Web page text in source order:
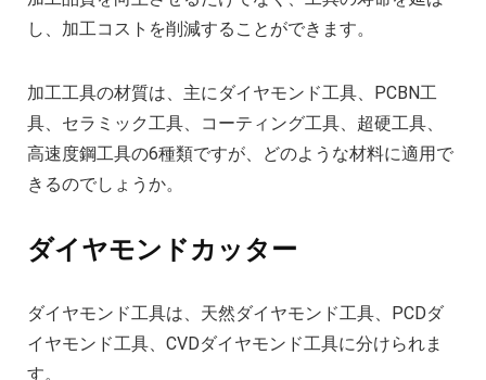
し、加工コストを削減することができます。
加工工具の材質は、主にダイヤモンド工具、PCBN工
具、セラミック工具、コーティング工具、超硬工具、
高速度鋼工具の6種類ですが、どのような材料に適用で
きるのでしょうか。
ダイヤモンドカッター
ダイヤモンド工具は、天然ダイヤモンド工具、PCDダ
イヤモンド工具、CVDダイヤモンド工具に分けられま
す。